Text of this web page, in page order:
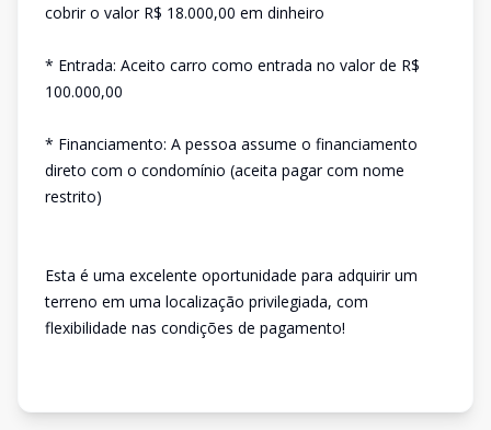
cobrir o valor R$ 18.000,00 em dinheiro
* Entrada: Aceito carro como entrada no valor de R$
100.000,00
* Financiamento: A pessoa assume o financiamento
direto com o condomínio (aceita pagar com nome
restrito)
Esta é uma excelente oportunidade para adquirir um
terreno em uma localização privilegiada, com
flexibilidade nas condições de pagamento!